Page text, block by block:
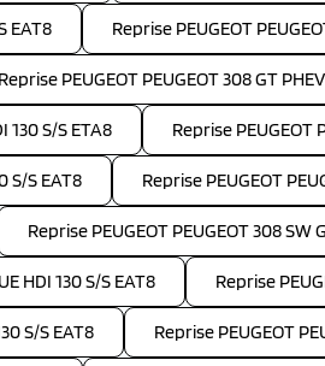
EAT8 Reprise PEUGEOT
Reprise PEUGEOT PEUGEOT 308 GT
130 S/S ETA8 Reprise PEUGEOT
S/S EAT8 Reprise PEUGEOT
Reprise PEUGEOT PEUGEOT 308 SW
HDI 130 S/S EAT8 Reprise
S/S EAT8 Reprise PEUGEOT